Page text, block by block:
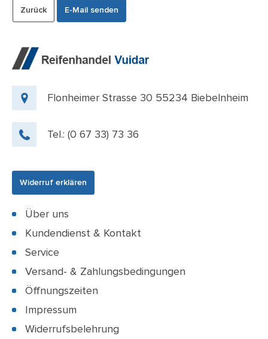
Zurück E-Mail senden
Flonheimer Strasse 30 55234 Biebelnheim
Tel.: (0 67 33) 73 36
Widerruf erklären
Über uns
Kundendienst & Kontakt
Service
Versand- & Zahlungsbedingungen
Öffnungszeiten
Impressum
Widerrufsbelehrung